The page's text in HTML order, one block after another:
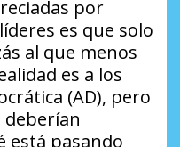
por
es que solo
al que menos
es a los
(AD), pero
está pasando